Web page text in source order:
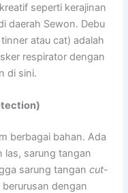
seperti kerajinan
daerah Sewon. Debu
atau cat) adalah
respirator dengan
di sini.
berbagai bahan. Ada
las, sarung tangan
sarung tangancut-
dengan